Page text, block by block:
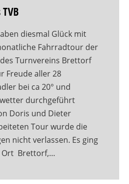
diesmal Glück mit
Fahrradtour der
Turnvereins Brettorf
Freude aller 28
bei ca 20° und
durchgeführt
Doris und Dieter
Tour wurde die
nicht verlassen. Es ging
Ort Brettorf,…